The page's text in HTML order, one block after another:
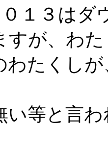
１３は
すが、わ
わたくし
い等と言